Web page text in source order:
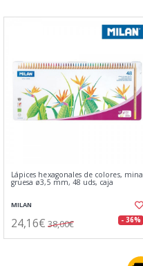
Lápices hexagonales de colores, mina
gruesa ø3,5 mm, 48 uds, caja
MILAN
24,16€ 38,00€ - 36%